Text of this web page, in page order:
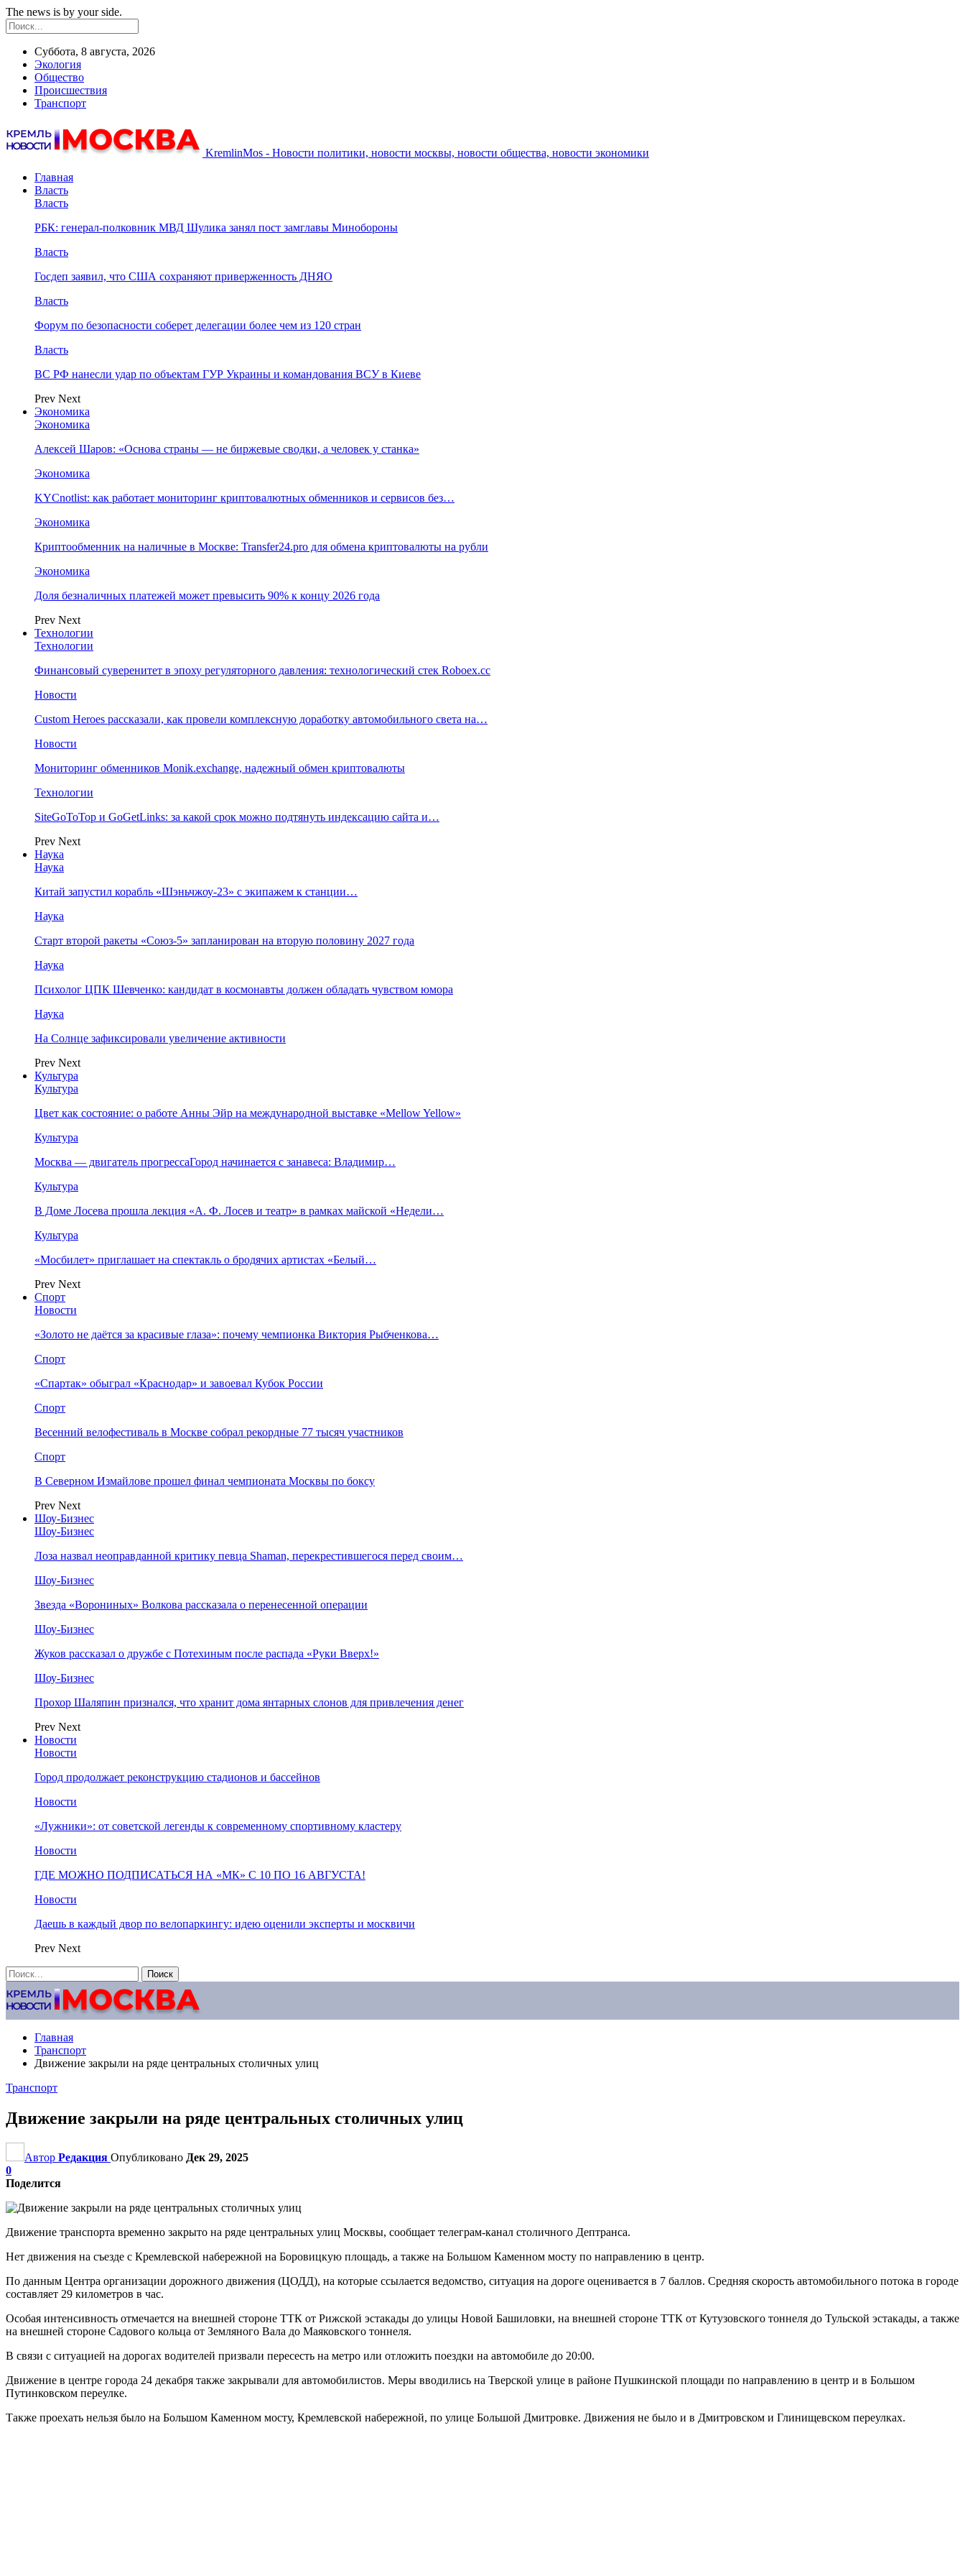
The news is by your side.
Суббота, 8 августа, 2026
Экология
Общество
Происшествия
Транспорт
KremlinMos - Новости политики, новости москвы, новости общества, новости экономики
Главная
Власть
Власть
РБК: генерал-полковник МВД Шулика занял пост замглавы Минобороны
Власть
Госдеп заявил, что США сохраняют приверженность ДНЯО
Власть
Форум по безопасности соберет делегации более чем из 120 стран
Власть
ВС РФ нанесли удар по объектам ГУР Украины и командования ВСУ в Киеве
Prev Next
Экономика
Экономика
Алексей Шаров: «Основа страны — не биржевые сводки, а человек у станка»
Экономика
KYCnotlist: как работает мониторинг криптовалютных обменников и сервисов без…
Экономика
Криптообменник на наличные в Москве: Transfer24.pro для обмена криптовалюты на рубли
Экономика
Доля безналичных платежей может превысить 90% к концу 2026 года
Prev Next
Технологии
Технологии
Финансовый суверенитет в эпоху регуляторного давления: технологический стек Roboex.cc
Новости
Custom Heroes рассказали, как провели комплексную доработку автомобильного света на…
Новости
Мониторинг обменников Monik.exchange, надежный обмен криптовалюты
Технологии
SiteGoToTop и GoGetLinks: за какой срок можно подтянуть индексацию сайта и…
Prev Next
Наука
Наука
Китай запустил корабль «Шэньчжоу-23» с экипажем к станции…
Наука
Старт второй ракеты «Союз-5» запланирован на вторую половину 2027 года
Наука
Психолог ЦПК Шевченко: кандидат в космонавты должен обладать чувством юмора
Наука
На Солнце зафиксировали увеличение активности
Prev Next
Культура
Культура
Цвет как состояние: о работе Анны Эйр на международной выставке «Mellow Yellow»
Культура
Москва — двигатель прогрессаГород начинается с занавеса: Владимир…
Культура
В Доме Лосева прошла лекция «А. Ф. Лосев и театр» в рамках майской «Недели…
Культура
«Мосбилет» приглашает на спектакль о бродячих артистах «Белый…
Prev Next
Спорт
Новости
«Золото не даётся за красивые глаза»: почему чемпионка Виктория Рыбченкова…
Спорт
«Спартак» обыграл «Краснодар» и завоевал Кубок России
Спорт
Весенний велофестиваль в Москве собрал рекордные 77 тысяч участников
Спорт
В Северном Измайлове прошел финал чемпионата Москвы по боксу
Prev Next
Шоу-Бизнес
Шоу-Бизнес
Лоза назвал неоправданной критику певца Shaman, перекрестившегося перед своим…
Шоу-Бизнес
Звезда «Ворониных» Волкова рассказала о перенесенной операции
Шоу-Бизнес
Жуков рассказал о дружбе с Потехиным после распада «Руки Вверх!»
Шоу-Бизнес
Прохор Шаляпин признался, что хранит дома янтарных слонов для привлечения денег
Prev Next
Новости
Новости
Город продолжает реконструкцию стадионов и бассейнов
Новости
«Лужники»: от советской легенды к современному спортивному кластеру
Новости
ГДЕ МОЖНО ПОДПИСАТЬСЯ НА «МК» С 10 ПО 16 АВГУСТА!
Новости
Даешь в каждый двор по велопаркингу: идею оценили эксперты и москвичи
Prev Next
Главная
Транспорт
Движение закрыли на ряде центральных столичных улиц
Транспорт
Движение закрыли на ряде центральных столичных улиц
Автор Редакция Опубликовано Дек 29, 2025
0
Поделится
Движение транспорта временно закрыто на ряде центральных улиц Москвы, сообщает телеграм-канал столичного Дептранса.
Нет движения на съезде с Кремлевской набережной на Боровицкую площадь, а также на Большом Каменном мосту по направлению в центр.
По данным Центра организации дорожного движения (ЦОДД), на которые ссылается ведомство, ситуация на дороге оценивается в 7 баллов. Средняя скорость автомобильного потока в городе
составляет 29 километров в час.
Особая интенсивность отмечается на внешней стороне ТТК от Рижской эстакады до улицы Новой Башиловки, на внешней стороне ТТК от Кутузовского тоннеля до Тульской эстакады, а также
на внешней стороне Садового кольца от Земляного Вала до Маяковского тоннеля.
В связи с ситуацией на дорогах водителей призвали пересесть на метро или отложить поездки на автомобиле до 20:00.
Движение в центре города 24 декабря также закрывали для автомобилистов. Меры вводились на Тверской улице в районе Пушкинской площади по направлению в центр и в Большом
Путинковском переулке.
Также проехать нельзя было на Большом Каменном мосту, Кремлевской набережной, по улице Большой Дмитровке. Движения не было и в Дмитровском и Глинищевском переулках.